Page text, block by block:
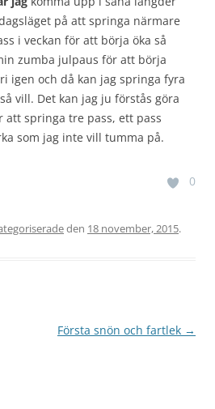
på att springa närmare
i veckan för att börja öka så
zumba julpaus för att börja
igen och då kan jag springa fyra
vill. Det kan jag ju förstås göra
att springa tre pass, ett pass
som jag inte vill tumma på.
0
den 18 november, 2015.
Första snön och fartlek →